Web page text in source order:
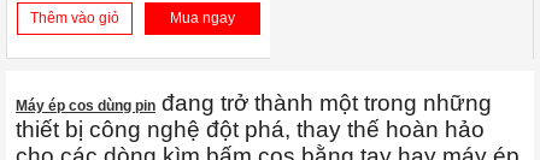
Thêm vào giỏ Mua ngay
Máy ép cos dùng pin đang trở thành một trong những
thiết bị công nghệ đột phá, thay thế hoàn hảo